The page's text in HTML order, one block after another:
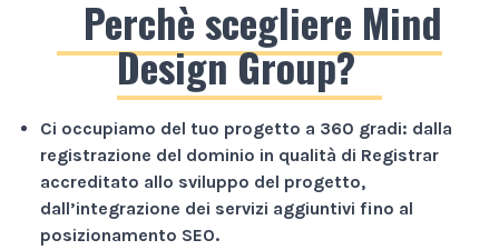
Perchè scegliere Mind
Design Group?
Ci occupiamo del tuo progetto a 360 gradi: dalla
registrazione del dominio in qualità di Registrar
accreditato allo sviluppo del progetto,
dall’integrazione dei servizi aggiuntivi fino al
posizionamento SEO.